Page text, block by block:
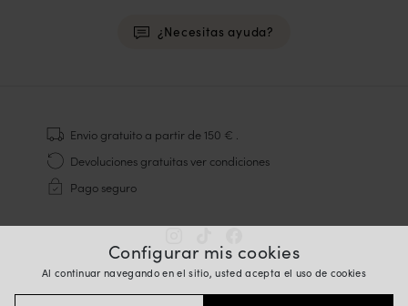
Configurar mis cookies
Al continuar navegando en el sitio, usted acepta el uso de cookies
¿Necesitas ayuda?
Zapatillas
Cosido Goodyear
Derbies y Richelieu
Zapatos Richelieu Hombre
Maletines Business
Zapatillas Blancas Hombre
Envio gratuito a partir de 150 €
Devoluciones gratuitasver condiciones
Pago seguro